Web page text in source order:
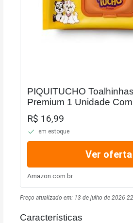
PIQUITUCHO
Premium 1 Unidade
Umedecidos
R$ 16,99
em estoque
Ver oferta
Amazon.com.br
Preço atualizado em: 13 de julho de 2026
Características